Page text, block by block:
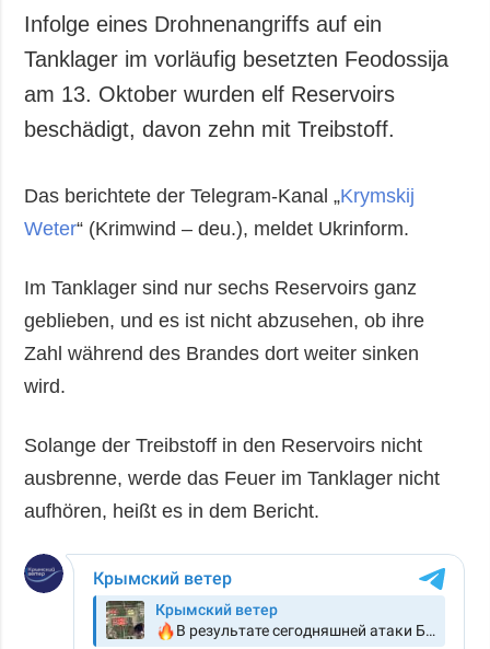
Infolge eines Drohnenangriffs auf ein
Tanklager im vorläufig besetzten Feodossija
am 13. Oktober wurden elf Reservoirs
beschädigt, davon zehn mit Treibstoff.
Das berichtete der Telegram-Kanal „Krymskij
Weter“ (Krimwind – deu.), meldet Ukrinform.
Im Tanklager sind nur sechs Reservoirs ganz
geblieben, und es ist nicht abzusehen, ob ihre
Zahl während des Brandes dort weiter sinken
wird.
Solange der Treibstoff in den Reservoirs nicht
ausbrenne, werde das Feuer im Tanklager nicht
aufhören, heißt es in dem Bericht.